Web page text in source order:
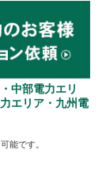
中部電力エリ
エリア・九州電
能です。